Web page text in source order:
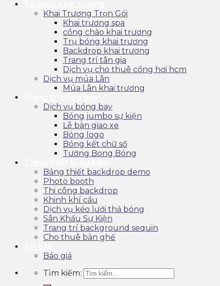
Khai Trương Trọn Gói
Khai trương spa
cổng chào khai trương
Trụ bóng khai trương
Backdrop khai trương
Trang trí tân gia
Dịch vụ cho thuê cổng hơi hcm
Dịch vụ múa Lân
Múa Lân khai trương
Dịch vụ bóng bay
Bóng jumbo sự kiện
Lễ bàn giao xe
Bóng logo
Bóng kết chữ số
Tường Bong Bóng
Bảng thiết backdrop demo
Photo booth
Thi công backdrop
Khinh khí cầu
Dịch vụ kéo lưới thả bóng
Sân Khấu Sự Kiện
Trang trí background sequin
Cho thuê bàn ghế
Báo giá
Tìm kiếm: